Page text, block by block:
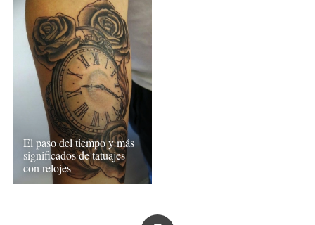
El paso del tiempo y más
significados de tatuajes
con relojes